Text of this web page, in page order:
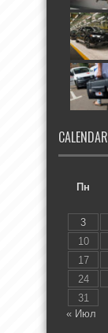
CALENDAR
Пн
3
10
17
24
31
« Июл